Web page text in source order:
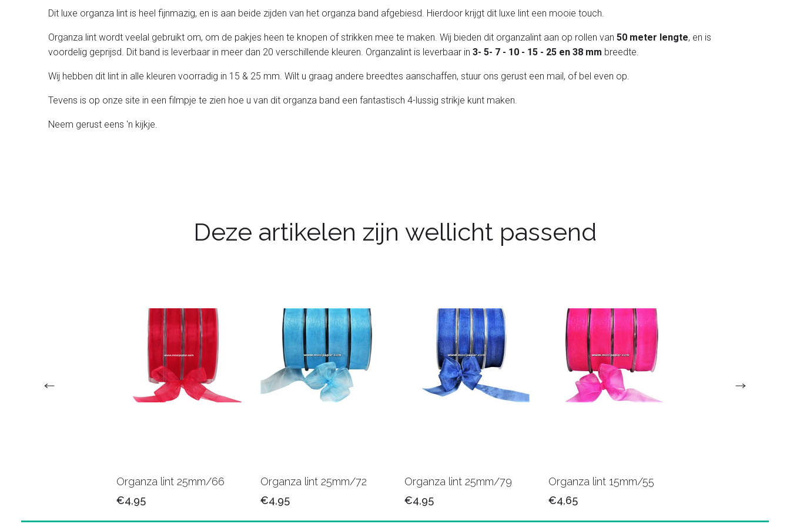
Dit luxe organza lint is heel fijnmazig, en is aan beide zijden van het organza band afgebiesd. Hierdoor krijgt dit luxe lint een mooie touch.
Organza lint wordt veelal gebruikt om, om de pakjes heen te knopen of strikken mee te maken. Wij bieden dit organzalint aan op rollen van 50 meter lengte, en is
voordelig geprijsd. Dit band is leverbaar in meer dan 20 verschillende kleuren. Organzalint is leverbaar in 3- 5- 7 - 10 - 15 - 25 en 38 mm breedte.
Wij hebben dit lint in alle kleuren voorradig in 15 & 25 mm. Wilt u graag andere breedtes aanschaffen, stuur ons gerust een mail, of bel even op.
Tevens is op onze site in een filmpje te zien hoe u van dit organza band een fantastisch 4-lussig strikje kunt maken.
Neem gerust eens 'n kijkje.
Deze artikelen zijn wellicht passend
Organza lint 25mm/66
€4,95
Organza lint 25mm/72
€4,95
Organza lint 25mm/79
€4,95
Organza lint 15mm/55
€4,65